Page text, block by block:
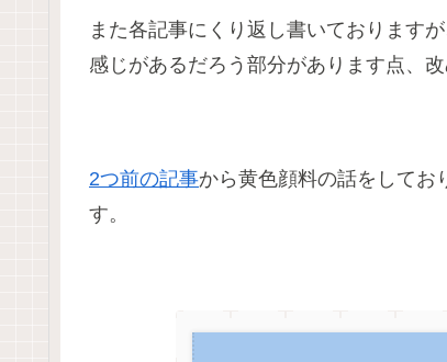
また各記事にくり返し書いております
感じがあるだろう部分があります点、
2つ前の記事から黄色顔料の話をしてお
す。